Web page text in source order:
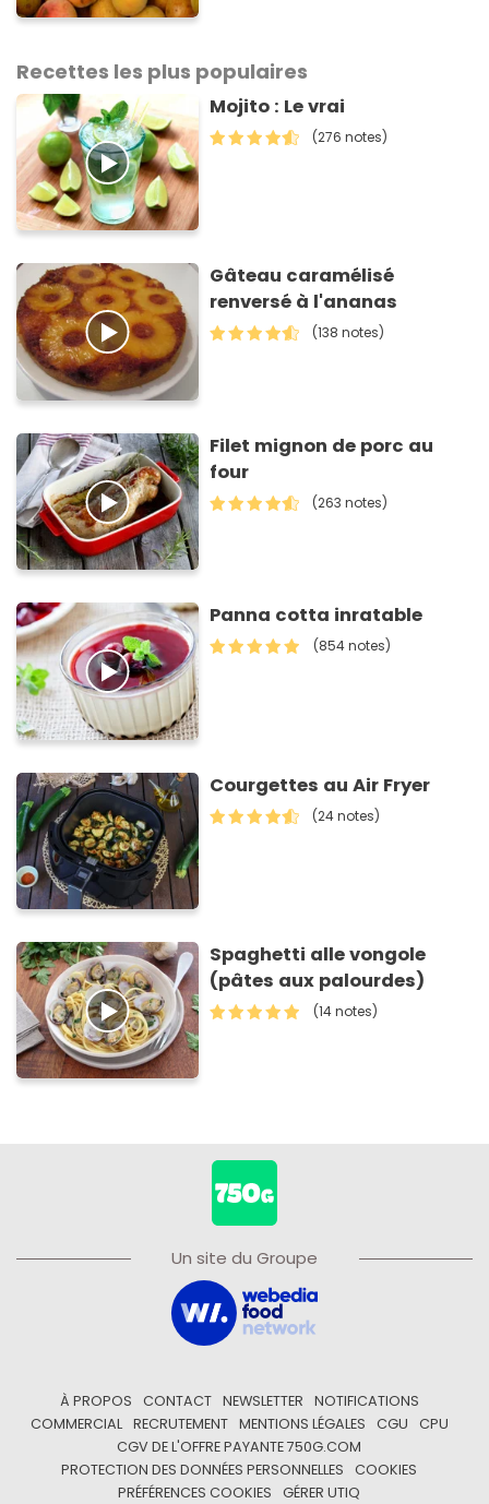
Recettes les plus populaires
Mojito : Le vrai
(276 notes)
Gâteau caramélisé
renversé à l'ananas
(138 notes)
Filet mignon de porc au
four
(263 notes)
Panna cotta inratable
(854 notes)
Courgettes au Air Fryer
(24 notes)
Spaghetti alle vongole
(pâtes aux palourdes)
(14 notes)
Un site du Groupe
À PROPOS CONTACT NEWSLETTER
NOTIFICATIONS
COMMERCIAL
RECRUTEMENT MENTIONS LÉGALES CGU
CPU
CGV DE L'OFFRE PAYANTE 750G.COM
PROTECTION DES DONNÉES PERSONNELLES
COOKIES
PRÉFÉRENCES COOKIES
GÉRER UTIQ